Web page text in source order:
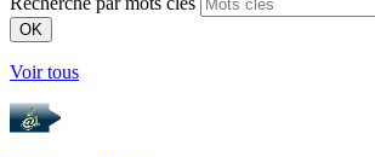
OK
Voir tous